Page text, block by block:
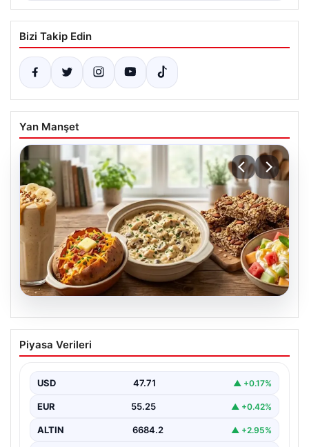
Bizi Takip Edin
Yan Manşet
06.08.2026
Tartıdaki Rakamları Artırmak İçin
Sağlıklı ve Yüksek Kalorili 5 Tarif
rahatsızlık hissi yaratmadan, dengeli ve kalori
açısından…
Piyasa Verileri
USD 47.71 ▲ +0.17%
EUR 55.25 ▲ +0.42%
ALTIN 6684.2 ▲ +2.95%